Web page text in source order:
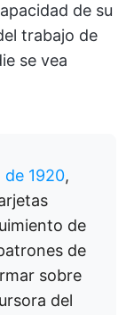
de su
trabajo de
se vea
de 1920,
de
de
sobre
del